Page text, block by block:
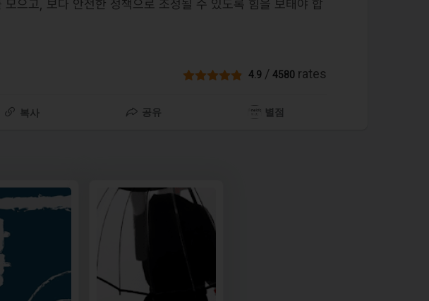
으고, 보다 안전한 정책으로 조정될 수 있도록 힘을 보태야 합
4.9 /4580 rates
복사 공유 별점